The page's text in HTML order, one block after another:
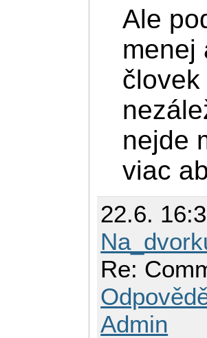
Ale
menej
nejde
viac
22.6.
Re:
Admin